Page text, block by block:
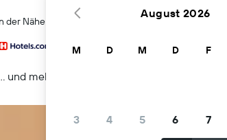
Nähe von Sharp Bamboo Monument in Surabaya
… und mehr
August 2026
M D M D F
3 4 5 6 7